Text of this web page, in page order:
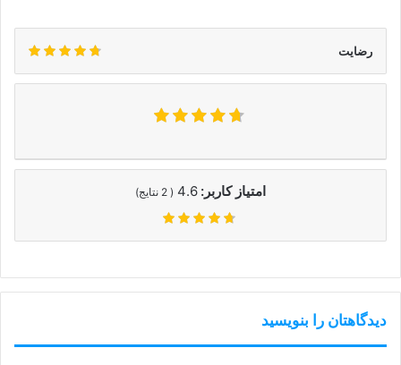
رضایت
امتیاز کاربر:4.6
(
2 نتایج)
دیدگاهتان را بنویسید